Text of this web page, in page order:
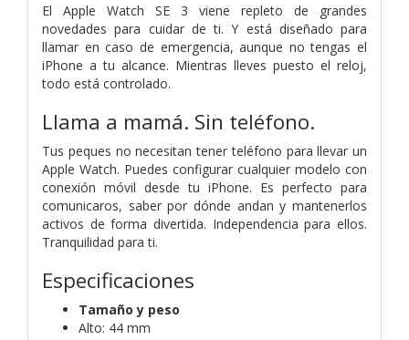
El Apple Watch SE 3 viene repleto de grandes
novedades para cuidar de ti. Y está diseñado para
llamar en caso de emergencia, aunque no tengas el
iPhone a tu alcance. Mientras lleves puesto el reloj,
todo está controlado.
Llama a mamá. Sin teléfono.
Tus peques no necesitan tener teléfono para llevar un
Apple Watch. Puedes configurar cualquier modelo con
conexión móvil desde tu iPhone. Es perfecto para
comunicaros, saber por dónde andan y mantenerlos
activos de forma divertida. Independencia para ellos.
Tranquilidad para ti.
Especificaciones
Tamaño y peso
Alto: 44 mm